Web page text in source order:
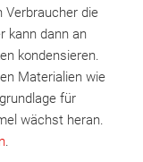
Verbraucher die
kann dann an
kondensieren.
Materialien wie
für
wächst heran.
.